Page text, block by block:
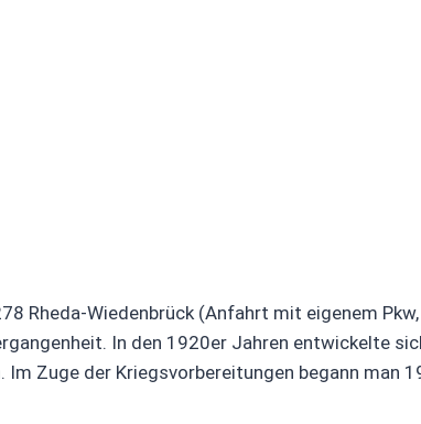
Rheda-Wiedenbrück (Anfahrt mit eigenem
In den 1920er Jahren entwickelte
Zuge der Kriegsvorbereitungen begann man